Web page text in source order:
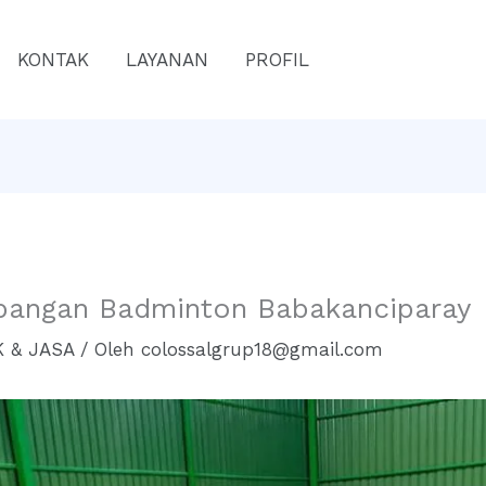
KONTAK LAYANAN PROFIL
Badminton Babakanciparay
& JASA/ Olehcolossalgrup18@gmail.com